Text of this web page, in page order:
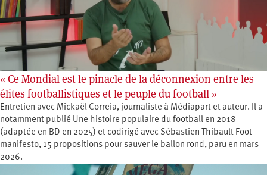
« Ce Mondial est le pinacle de la déconnexion entre les
élites footballistiques et le peuple du football »
Entretien avec Mickaël Correia, journaliste à Médiapart et auteur. Il a
notamment publié Une histoire populaire du football en 2018
(adaptée en BD en 2025) et codirigé avec Sébastien Thibault Foot
manifesto, 15 propositions pour sauver le ballon rond, paru en mars
2026.